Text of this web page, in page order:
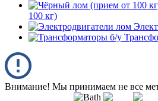
100 кг)
Внимание! Мы принимаем не все